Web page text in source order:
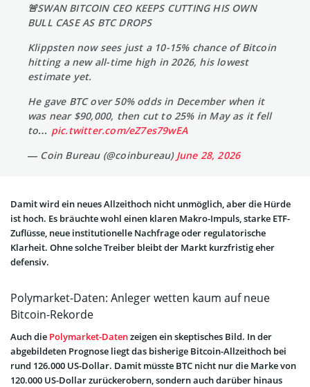
🚨SWAN BITCOIN CEO KEEPS CUTTING HIS OWN
BULL CASE AS BTC DROPS
Klippsten now sees just a 10-15% chance of Bitcoin
hitting a new all-time high in 2026, his lowest
estimate yet.
He gave BTC over 50% odds in December when it
was near $90,000, then cut to 25% in May as it fell
to… pic.twitter.com/eZ7es79wEA
— Coin Bureau (@coinbureau) June 28, 2026
Damit wird ein neues Allzeithoch nicht unmöglich, aber die Hürde
ist hoch. Es bräuchte wohl einen klaren Makro-Impuls, starke ETF-
Zuflüsse, neue institutionelle Nachfrage oder regulatorische
Klarheit. Ohne solche Treiber bleibt der Markt kurzfristig eher
defensiv.
Polymarket-Daten: Anleger wetten kaum auf neue
Bitcoin-Rekorde
Auch die Polymarket-Datenzeigen ein skeptisches Bild. In der
abgebildeten Prognose liegt das bisherige Bitcoin-Allzeithoch bei
rund 126.000 US-Dollar. Damit müsste BTC nicht nur die Marke von
120.000 US-Dollar zurückerobern, sondern auch darüber hinaus